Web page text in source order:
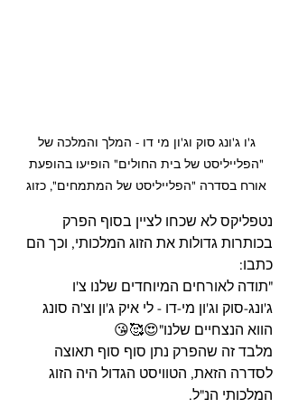
ג'ו ג'ונג סוק וג'ון מי דו - המלך והמלכה של
"הפלייליסט של בית החולים" הופיעו בהופעת
אורח בסדרה "הפלייליסט של המתמחים", כזוג
נטפליקס לא שכחו לציין בסוף הפרק
בכותרות גדולות את הזוג המלכותי, וכך הם
כתבו:
"תודה לאורחים המיוחדים שלנו צ'ו
ג'ונג-סוק וג'ון מי-דו - לי איק ג'ון וצ'ה סונג
הווא הנצחיים שלנו"😍🥰😘
מלבד זה שהפרק נתן סוף סוף תאוצה
לסדרה הזאת, הטוויסט הגדול היה הזוג
המלכותי הנ"ל.